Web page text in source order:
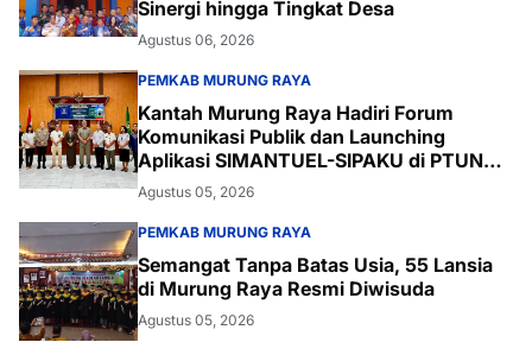
Sinergi hingga Tingkat Desa
Agustus 06, 2026
PEMKAB MURUNG RAYA
Kantah Murung Raya Hadiri Forum
Komunikasi Publik dan Launching
Aplikasi SIMANTUEL-SIPAKU di PTUN
Palangka Raya
Agustus 05, 2026
PEMKAB MURUNG RAYA
Semangat Tanpa Batas Usia, 55 Lansia
di Murung Raya Resmi Diwisuda
Agustus 05, 2026